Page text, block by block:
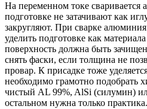
На переменном токе
подготовке не затачивают как
закругляют. При сварке
уделить подготовке как
поверхность должна быть
снять фаски, если толщина не
провар. К присадке тоже
необходимо грамотно подобрать
чистый АL 99%, AlSi (силумин)
остальном нужна только практика.